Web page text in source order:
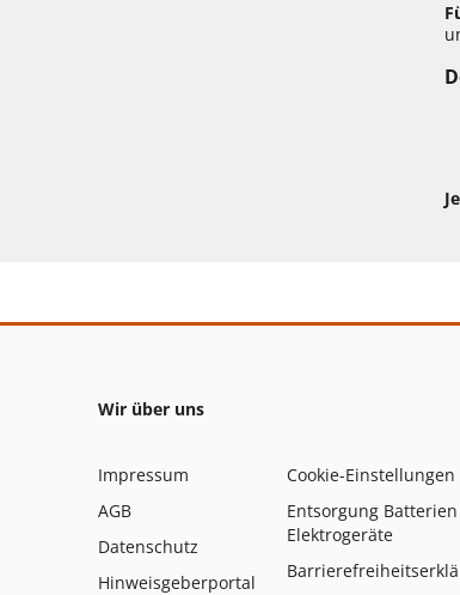
Wir über uns
Impressum
AGB
Datenschutz
Hinweisgeberportal
Cookie-Einstellungen
Entsorgung
Elektrogeräte